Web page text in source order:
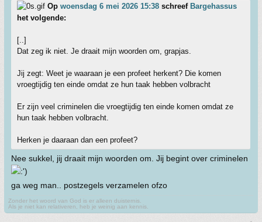
Op woensdag 6 mei 2026 15:38 schreef Bargehassus
het volgende:
[..]
Dat zeg ik niet. Je draait mijn woorden om, grapjas.
Jij zegt: Weet je waaraan je een profeet herkent? Die komen
vroegtijdig ten einde omdat ze hun taak hebben volbracht
Er zijn veel criminelen die vroegtijdig ten einde komen omdat ze
hun taak hebben volbracht.
Herken je daaraan dan een profeet?
Nee sukkel, jij draait mijn woorden om. Jij begint over criminelen
ga weg man.. postzegels verzamelen ofzo
Zonder het woord van God is er alleen duisternis.
Als je niet kan relativeren, heb je weinig aan kennis.